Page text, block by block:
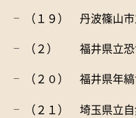
（１９） 丹波篠山
（２） 福井県立恐
（２０） 福井県年
（２１） 埼玉県立